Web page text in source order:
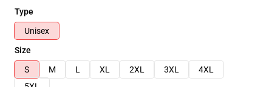
Type
Unisex
Size
S
M L XL 2XL 3XL
4XL